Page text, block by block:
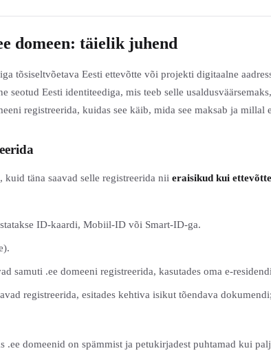
domeen: täielik juhend
tõsiseltvõetava Eesti ettevõtte või projekti digitaalne
seotud Eesti identiteediga, mis teeb selle
registreerida, kuidas see käib, mida see maksab ja millal
täna saavad selle registreerida nii eraisikud kui
ID-kaardi, Mobiil-ID või Smart-ID-ga.
samuti .ee domeeni registreerida, kasutades oma e-
registreerida, esitades kehtiva isikut tõendava
.ee domeenid on spämmist ja petukirjadest puhtamad kui